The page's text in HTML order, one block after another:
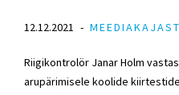
12.12.2021
Riigikontrolör Janar Holm
arupärimisele koolide